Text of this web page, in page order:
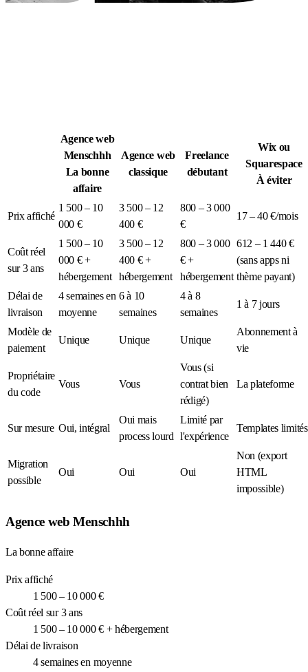
Agence web
Menschhh
La bonne
affaire
Agence web
classique
Freelance
débutant
Wix ou
Squarespace
À éviter
Prix affiché
1 500 – 10
000 €
3 500 – 12
400 €
800 – 3 000
€
17 – 40 €/mois
Coût réel
sur 3 ans
1 500 – 10
000 € +
hébergement
3 500 – 12
400 € +
hébergement
800 – 3 000
€ +
hébergement
612 – 1 440 €
(sans apps ni
thème payant)
Délai de
livraison
4 semaines en
moyenne
6 à 10
semaines
4 à 8
semaines
1 à 7 jours
Modèle de
paiement
Unique Unique Unique
Abonnement à
vie
Propriétaire
du code
Vous Vous
Vous (si
contrat bien
rédigé)
La plateforme
Sur mesure Oui, intégral
Oui mais
process lourd
Limité par
l'expérience
Templates limités
Migration
possible
Oui Oui Oui
Non (export
HTML
impossible)
Agence web Menschhh
La bonne affaire
Prix affiché
1 500 – 10 000 €
Coût réel sur 3 ans
1 500 – 10 000 € + hébergement
Délai de livraison
4 semaines en moyenne